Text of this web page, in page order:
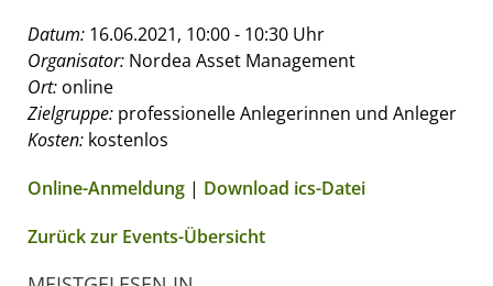
Datum: 16.06.2021, 10:00 - 10:30 Uhr
Organisator: Nordea Asset Management
Ort: online
Zielgruppe: professionelle Anlegerinnen und Anleger
Kosten: kostenlos
Online-Anmeldung | Download ics-Datei
Zurück zur Events-Übersicht